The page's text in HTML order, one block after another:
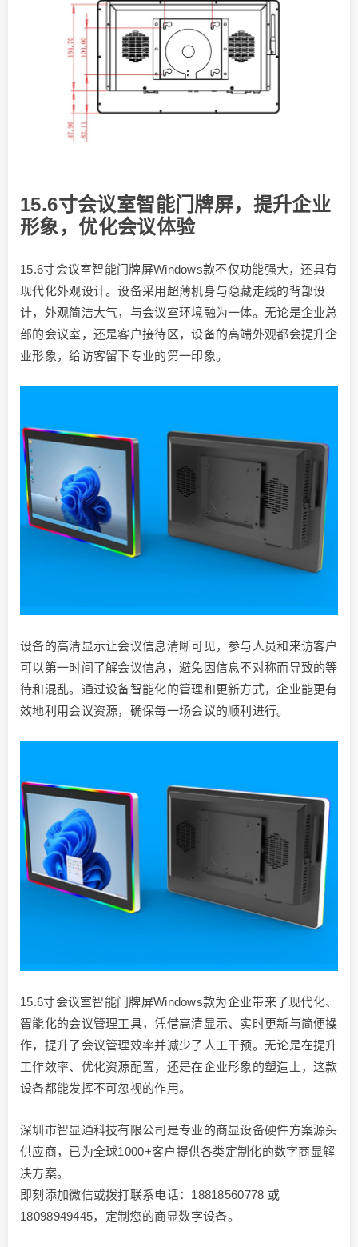
15.6寸会议室智能门牌屏，提升企业
形象，优化会议体验
15.6寸会议室智能门牌屏Windows款不仅功能强大，还具有
现代化外观设计。设备采用超薄机身与隐藏走线的背部设
计，外观简洁大气，与会议室环境融为一体。无论是企业总
部的会议室，还是客户接待区，设备的高端外观都会提升企
业形象，给访客留下专业的第一印象。
设备的高清显示让会议信息清晰可见，参与人员和来访客户
可以第一时间了解会议信息，避免因信息不对称而导致的等
待和混乱。通过设备智能化的管理和更新方式，企业能更有
效地利用会议资源，确保每一场会议的顺利进行。
15.6寸会议室智能门牌屏Windows款为企业带来了现代化、
智能化的会议管理工具，凭借高清显示、实时更新与简便操
作，提升了会议管理效率并减少了人工干预。无论是在提升
工作效率、优化资源配置，还是在企业形象的塑造上，这款
设备都能发挥不可忽视的作用。
深圳市智显通科技有限公司是专业的商显设备硬件方案源头
供应商，已为全球1000+客户提供各类定制化的数字商显解
决方案。
即刻添加微信或拨打联系电话：18818560778 或
18098949445，定制您的商显数字设备。